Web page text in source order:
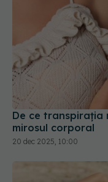
De ce transpirația
mirosul corporal
20 dec 2025, 10:00